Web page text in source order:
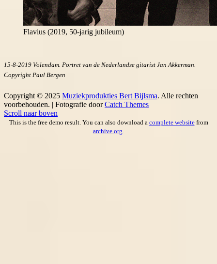
Flavius (2019, 50-jarig jubileum)
15-8-2019 Volendam. Portret van de Nederlandse gitarist Jan Akkerman.
Copyright Paul Bergen
Copyright © 2025 Muziekprodukties Bert Bijlsma. Alle rechten
voorbehouden. | Fotografie doorCatch Themes
Scroll naar boven
This is the free demo result. You can also download a complete websitefrom
archive.org.